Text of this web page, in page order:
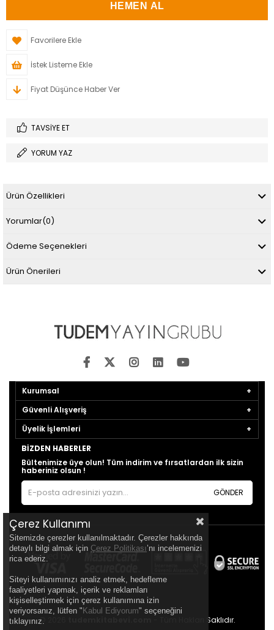
Favorilere Ekle
İstek Listeme Ekle
Fiyat Düşünce Haber Ver
TAVSIYE ET
YORUM YAZ
Ürün Özellikleri
Yorumlar(0)
Ödeme Seçenekleri
Ürün Önerileri
Kurumsal
Güvenli Alışveriş
Üyelik İşlemleri
BIZDEN HABERLER
Bültenimize üye olun! Tüm indirim ve fırsatlardan ilk sizin
haberiniz olsun !
GÖNDER
© 2026 - Tüm Hakları Saklıdır.
Çerez Kullanımı
Sitemizde çerezler kullanılmaktadır. Çerezler hakkında
detaylı bilgi almak için Çerez Politikası’nı incelemenizi
rica ederiz.
Siteyi kullanımınızı analiz etmek, hedefleme
faaliyetleri yapmak, içerik ve reklamları
kişiselleştirmek için çerez kullanımına izin
veriyorsanız, lütfen " Kabul Ediyorum" seçeneğini
tıklayınız.